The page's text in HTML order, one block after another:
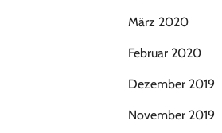
März 2020
Februar 2020
Dezember 2019
November 2019